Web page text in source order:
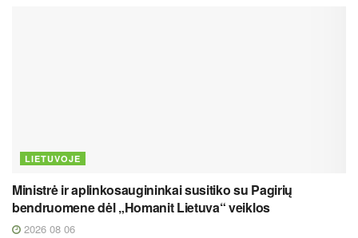
LIETUVOJE
Ministrė ir aplinkosaugininkai susitiko su Pagirių
bendruomene dėl „Homanit Lietuva“ veiklos
2026 08 06